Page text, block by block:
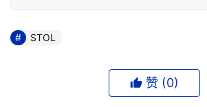
STOL
赞 (0)